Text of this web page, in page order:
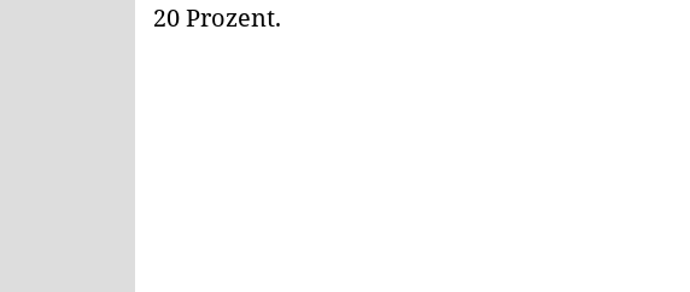
20 Prozent.